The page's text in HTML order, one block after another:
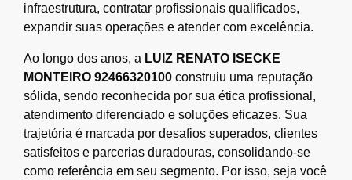
infraestrutura, contratar profissionais qualificados,
expandir suas operações e atender com excelência.
Ao longo dos anos, a LUIZ RENATO ISECKE
MONTEIRO 92466320100 construiu uma reputação
sólida, sendo reconhecida por sua ética profissional,
atendimento diferenciado e soluções eficazes. Sua
trajetória é marcada por desafios superados, clientes
satisfeitos e parcerias duradouras, consolidando-se
como referência em seu segmento. Por isso, seja você